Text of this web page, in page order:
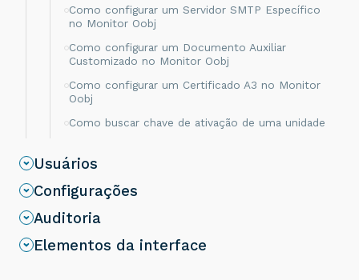
Como configurar um Servidor SMTP Específico
no Monitor Oobj
Como configurar um Documento Auxiliar
Customizado no Monitor Oobj
Como configurar um Certificado A3 no Monitor
Oobj
Como buscar chave de ativação de uma unidade
Como sincronizar as Regras de entrega da
Empresa e Conta no Monitor Oobj?
Como criar template personalizado para envio
de e-mail no Monitor Oobj
Auxiliar no Monitor Oobj
Usuários
Configurações
Auditoria
Elementos da interface